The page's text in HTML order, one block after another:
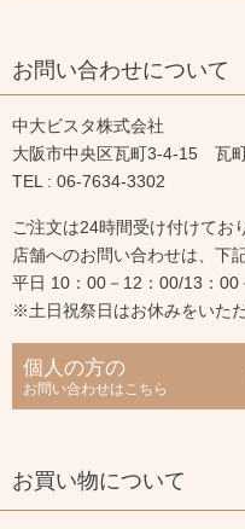
お問い合わせについて
中大ビスタ株式会社
大阪市中央区瓦町3-4-15 瓦
TEL : 06-7634-3302
ご注文は24時間受け付けてお
店舗へのお問い合わせは、下
平日 10：00－12：00/13：00
※土日祝祭日はお休みをいた
個人の方の
お問い合わせはこちら
お買い物について